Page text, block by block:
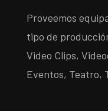
Proveemos
tipo de
Video Clips,
Eventos, Teatro,